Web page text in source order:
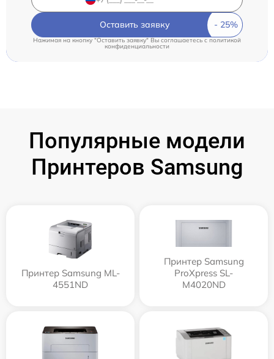
Оставить заявку
Нажимая на кнопку "Оставить заявку" Вы соглашаетесь c политикой
конфиденциальности
Популярные модели
Принтеров Samsung
Принтер Samsung ML-
4551ND
Принтер Samsung
ProXpress SL-
M4020ND